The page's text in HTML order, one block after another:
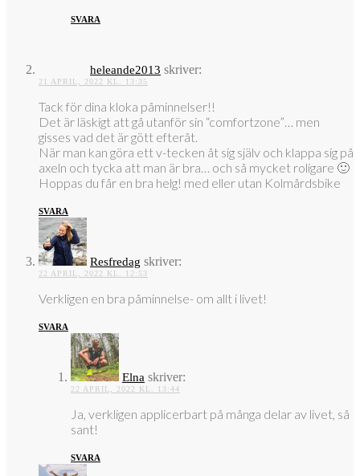
SVARA
heleande2013 skriver:
21 APRIL, 2022 KL. 13:35
Tack för dina kloka påminnelser!!
Det är läskigt att gå utanför sin “comfortzone”… men
gisses vad det är gött efteråt.
När man kan göra ett v-tecken åt sig själv och klappa sig på
axeln och tycka att man är bra… och så mycket roligare 🙂
Hoppas du får en bra helg! med eller utan Kolmårdsbike
SVARA
Resfredag skriver:
22 APRIL, 2022 KL. 12:53
Verkligen en bra påminnelse- om allt i livet!
SVARA
Elna skriver:
22 APRIL, 2022 KL. 13:44
Ja, verkligen applicerbart på många delar av livet, så
sant!
SVARA